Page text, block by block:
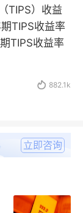
TIPS）收益
TIPS收益率
TIPS收益率
 882.1k
立即咨询